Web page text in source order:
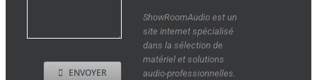
ENVOYER
ShowRoomAudio est un
site internet spécialisé
dans la sélection de
matériel et solutions
audio-professionnelles.